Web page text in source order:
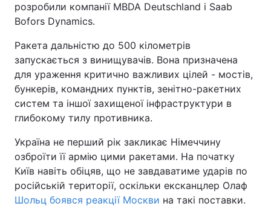
розробили компанії MBDA Deutschland і Saab
Bofors Dynamics.
Ракета дальністю до 500 кілометрів
запускається з винищувачів. Вона призначена
для ураження критично важливих цілей - мостів,
бункерів, командних пунктів, зенітно-ракетних
систем та іншої захищеної інфраструктури в
глибокому тилу противника.
Україна не перший рік закликає Німеччину
озброїти її армію цими ракетами. На початку
Київ навіть обіцяв, що не завдаватиме ударів по
російській території, оскільки ексканцлер Олаф
Шольц боявся реакції Москви на такі поставки.